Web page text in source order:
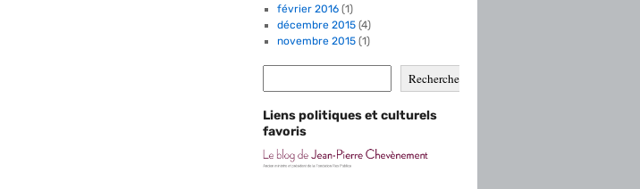
février 2016(1)
décembre 2015(4)
novembre 2015(1)
Rechercher
Liens politiques et culturels
favoris